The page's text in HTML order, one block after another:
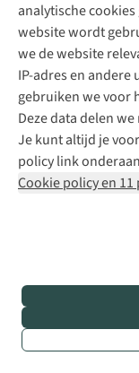
analytische
website wordt
we de website
IP-adres en
gebruiken we voor
Deze data delen
Je kunt altijd je
policy link
Cookie policy en